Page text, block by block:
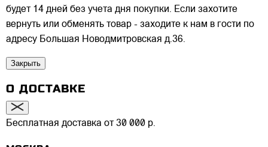
будет 14 дней без учета дня покупки. Если захотите
вернуть или обменять товар - заходите к нам в гости по
адресу Большая Новодмитровская д.36.
Закрыть
О ДОСТАВКЕ
Бесплатная доставка от 30 000 р.